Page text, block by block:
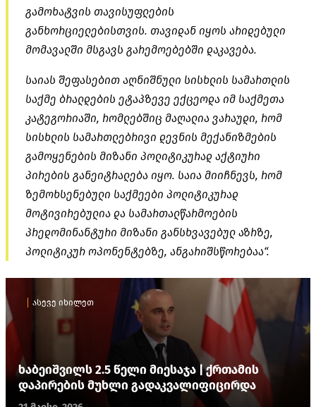
გამოხატვის თავისუფლების
განხორციელებისთვის. თავიდან იყოს არიდებული
მომავალში მსგავს გარემოებებში დაკავება.
საიას შეფასებით აღნიშნული სისხლის სამართლის
საქმე ბრალდების ეტაპზევე ექცეოდა იმ საქმეთა
კატეგორიაში, რომლებშიც მაღალია ვარაუდი, რომ
სისხლის სამართლებრივი დევნის მექანიზმების
გამოყენების მიზანი პოლიტიკურად აქტიური
პირების განეიტრალება იყო. საია მიიჩნევს, რომ
ზემოხსენებული საქმეები პოლიტიკურად
მოტივირებულია და სამართალწარმოების
პრედომინანტური მიზანი განსხვავებულ აზრზე,
პოლიტიკურ ოპონენტებზე, ანგარიშსწორებაა“.
ასევე იხილეთ
ხაბეიშვილს 2.5 წელი მიესაჯა | ქრთამის
დაპირების მუხლი გადაკვალიფიცირდა